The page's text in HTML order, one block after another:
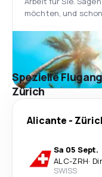
möchten, und
Spezielle
Zürich
Alicante -
Sa 05 Sept.
ALC-ZRH·
SWISS